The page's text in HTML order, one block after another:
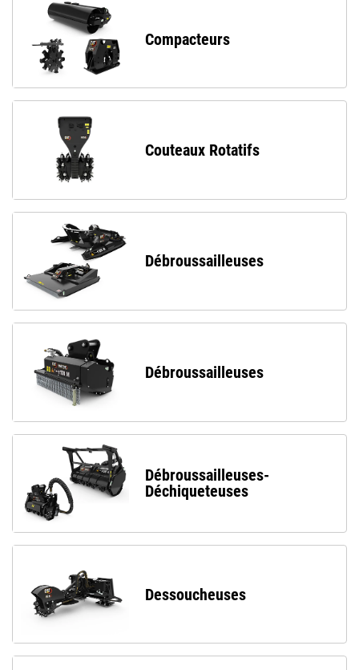
Compacteurs
Couteaux Rotatifs
Débroussailleuses
Débroussailleuses
Débroussailleuses-
Déchiqueteuses
Dessoucheuses